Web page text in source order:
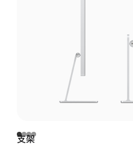
支架